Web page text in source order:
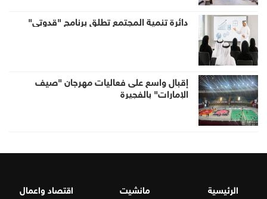
دائرة تنمية المجتمع تطلق برنامج "قدوتي"
إقبال واسع على فعاليات مهرجان "صيف
الإمارات" بالفجيرة
الرئيسية مانشيت
اقتصاد واعمال